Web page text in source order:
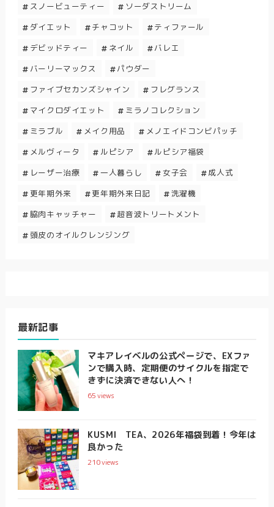
スノービューティー
ソーダストリーム
ダイエット
チャコット
ティファール
デビッドティー
ネイル
バレエ
バーリーマックス
パウダー
ファイブセカンズシャイン
フレグランス
マイクロダイエット
ミラノコレクション
ミラブル
メイク用品
メノエイドコンビパッチ
メルヴィータ
ルピシア
ルピシア福袋
レーザー治療
一人暮らし 女子会
成人式
更年期外来
更年期外来日記
洗濯機
脇肉キャッチャー
超音波トリートメント
頭皮のオイルクレンジング
最新記事
マキアレイベルの公式ページで、EXファ
ンで購入時、定期便のサイクルを指定で
きずに決済できない人へ！
65views
KUSMI TEA、2026年福袋到着！今年は
良かった
210views